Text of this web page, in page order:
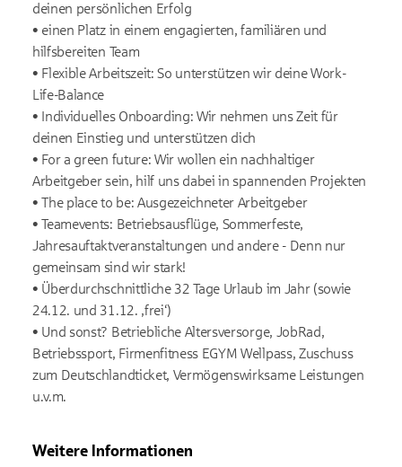
deinen persönlichen Erfolg
• einen Platz in einem engagierten, familiären und
hilfsbereiten Team
• Flexible Arbeitszeit: So unterstützen wir deine Work-
Life-Balance
• Individuelles Onboarding: Wir nehmen uns Zeit für
deinen Einstieg und unterstützen dich
• For a green future: Wir wollen ein nachhaltiger
Arbeitgeber sein, hilf uns dabei in spannenden Projekten
• The place to be: Ausgezeichneter Arbeitgeber
• Teamevents: Betriebsausflüge, Sommerfeste,
Jahresauftaktveranstaltungen und andere - Denn nur
gemeinsam sind wir stark!
• Überdurchschnittliche 32 Tage Urlaub im Jahr (sowie
24.12. und 31.12. ‚frei‘)
• Und sonst? Betriebliche Altersversorge, JobRad,
Betriebssport, Firmenfitness EGYM Wellpass, Zuschuss
zum Deutschlandticket, Vermögenswirksame Leistungen
u.v.m.
Weitere Informationen